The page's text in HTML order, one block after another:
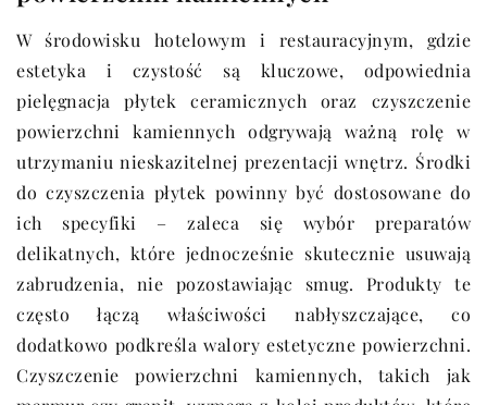
W środowisku hotelowym i restauracyjnym, gdzie
estetyka i czystość są kluczowe, odpowiednia
pielęgnacja płytek ceramicznych oraz czyszczenie
powierzchni kamiennych odgrywają ważną rolę w
utrzymaniu nieskazitelnej prezentacji wnętrz. Środki
do czyszczenia płytek powinny być dostosowane do
ich specyfiki – zaleca się wybór preparatów
delikatnych, które jednocześnie skutecznie usuwają
zabrudzenia, nie pozostawiając smug. Produkty te
często łączą właściwości nabłyszczające, co
dodatkowo podkreśla walory estetyczne powierzchni.
Czyszczenie powierzchni kamiennych, takich jak